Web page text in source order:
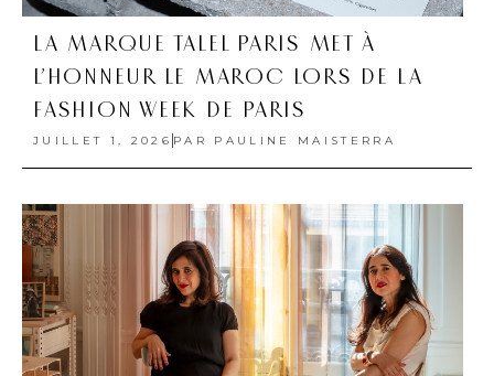
LA MARQUE TALEL PARIS MET À
L’HONNEUR LE MAROC LORS DE LA
FASHION WEEK DE PARIS
JUILLET 1, 2026 PAR PAULINE MAISTERRA